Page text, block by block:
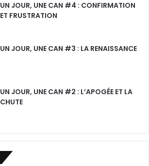
UN JOUR, UNE CAN #4 : CONFIRMATION
ET FRUSTRATION
UN JOUR, UNE CAN #3 : LA RENAISSANCE
UN JOUR, UNE CAN #2 : L’APOGÉE ET LA
CHUTE